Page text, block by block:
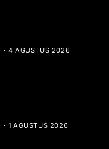
4 AGUSTUS 2026
1 AGUSTUS 2026